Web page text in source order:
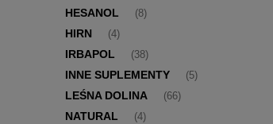
HESANOL (8)
HIRN (4)
IRBAPOL (38)
INNE SUPLEMENTY (5)
LEŚNA DOLINA (66)
NATURAL (4)